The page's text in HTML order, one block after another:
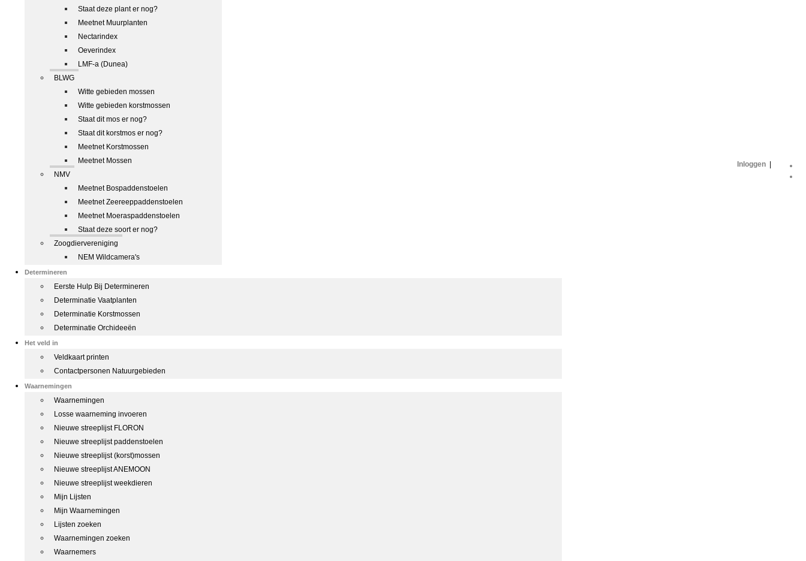
Staat deze plant er nog?
Meetnet Muurplanten
Nectarindex
Oeverindex
LMF-a (Dunea)
BLWG
Witte gebieden mossen
Witte gebieden korstmossen
Staat dit mos er nog?
Staat dit korstmos er nog?
Meetnet Korstmossen
Meetnet Mossen
NMV
Meetnet Bospaddenstoelen
Meetnet Zeereeppaddenstoelen
Meetnet Moeraspaddenstoelen
Staat deze soort er nog?
Zoogdiervereniging
NEM Wildcamera's
Determineren
Eerste Hulp Bij Determineren
Determinatie Vaatplanten
Determinatie Korstmossen
Determinatie Orchideeën
Het veld in
Veldkaart printen
Contactpersonen Natuurgebieden
Waarnemingen
Waarnemingen
Losse waarneming invoeren
Nieuwe streeplijst FLORON
Nieuwe streeplijst paddenstoelen
Nieuwe streeplijst (korst)mossen
Nieuwe streeplijst ANEMOON
Nieuwe streeplijst weekdieren
Mijn Lijsten
Mijn Waarnemingen
Lijsten zoeken
Waarnemingen zoeken
Waarnemers
Inloggen